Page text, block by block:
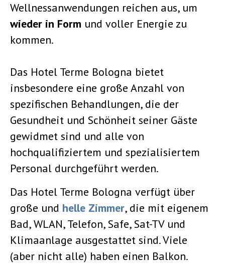
Wellnessanwendungen reichen aus, um
wieder in Form und voller Energie zu
kommen.
Das Hotel Terme Bologna bietet
insbesondere eine große Anzahl von
spezifischen Behandlungen, die der
Gesundheit und Schönheit seiner Gäste
gewidmet sind und alle von
hochqualifiziertem und spezialisiertem
Personal durchgeführt werden.
Das Hotel Terme Bologna verfügt über
große und helle Zimmer, die mit eigenem
Bad, WLAN, Telefon, Safe, Sat-TV und
Klimaanlage ausgestattet sind. Viele
(aber nicht alle) haben einen Balkon.